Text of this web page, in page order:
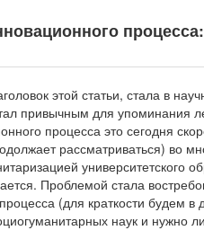
этой статьи, стала в
привычным для упоминания
процесса это сегодня
рассматриваться) во
университетского
Проблемой стала
(для краткости будем
наук и нужно